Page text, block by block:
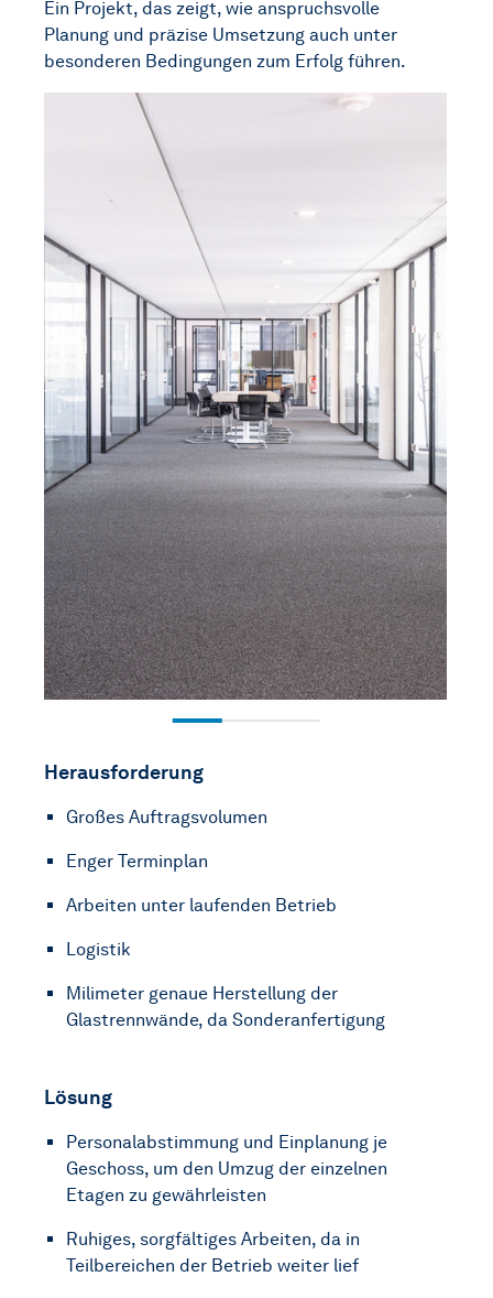
Ein Projekt, das zeigt, wie anspruchsvolle
Planung und präzise Umsetzung auch unter
besonderen Bedingungen zum Erfolg führen.
Herausforderung
Großes Auftragsvolumen
Enger Terminplan
Arbeiten unter laufenden Betrieb
Logistik
Milimeter genaue Herstellung der
Glastrennwände, da Sonderanfertigung
Lösung
Personalabstimmung und Einplanung je
Geschoss, um den Umzug der einzelnen
Etagen zu gewährleisten
Ruhiges, sorgfältiges Arbeiten, da in
Teilbereichen der Betrieb weiter lief